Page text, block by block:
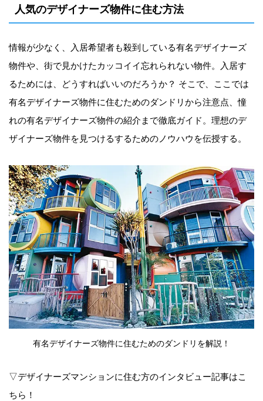
人気のデザイナーズ物件に住む方法
情報が少なく、入居希望者も殺到している有名デザイナーズ
物件や、街で見かけたカッコイイ忘れられない物件。入居す
るためには、どうすればいいのだろうか？ そこで、ここでは
有名デザイナーズ物件に住むためのダンドリから注意点、憧
れの有名デザイナーズ物件の紹介まで徹底ガイド。理想のデ
ザイナーズ物件を見つけるするためのノウハウを伝授する。
有名デザイナーズ物件に住むためのダンドリを解説！
▽デザイナーズマンションに住む方のインタビュー記事はこ
ちら！